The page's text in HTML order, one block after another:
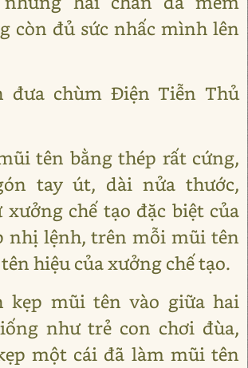
còn đủ sức nhấc mình lên
đưa chùm Điện Tiễn Thủ
tên bằng thép rất cứng,
tay út, dài nửa thước,
chế tạo đặc biệt của
nhị lệnh, trên mỗi mũi tên
hiệu của xưởng chế tạo.
kẹp mũi tên vào giữa hai
như trẻ con chơi đùa,
một cái đã làm mũi tên